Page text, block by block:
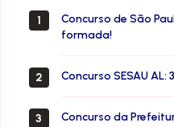
1
Concurso de São
formada!
2 Concurso SESAU AL:
3 Concurso da